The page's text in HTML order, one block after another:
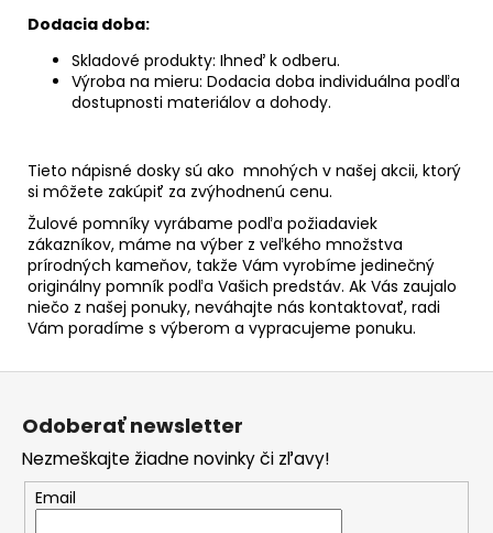
Dodacia doba:
Skladové produkty: Ihneď k odberu.
Výroba na mieru: Dodacia doba individuálna podľa
dostupnosti materiálov a dohody.
Tieto nápisné dosky sú ako mnohých v našej akcii, ktorý
si môžete zakúpiť za zvýhodnenú cenu.
Žulové pomníky vyrábame podľa požiadaviek
zákazníkov, máme na výber z veľkého množstva
prírodných kameňov, takže Vám vyrobíme jedinečný
originálny pomník podľa Vašich predstáv. Ak Vás zaujalo
niečo z našej ponuky, neváhajte nás kontaktovať, radi
Vám poradíme s výberom a vypracujeme ponuku.
Z
Odoberať newsletter
Nezmeškajte žiadne novinky či zľavy!
Email